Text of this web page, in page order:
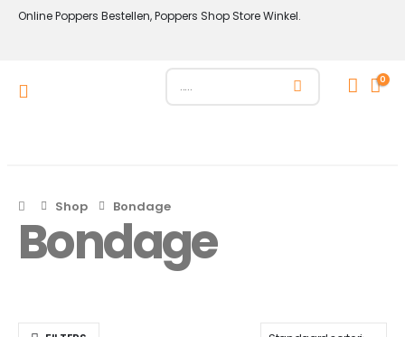
Online Poppers Bestellen, Poppers Shop Store Winkel.
0
Shop Bondage
Bondage